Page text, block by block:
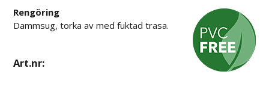
Rengöring
Dammsug, torka av med fuktad trasa.
Art.nr: